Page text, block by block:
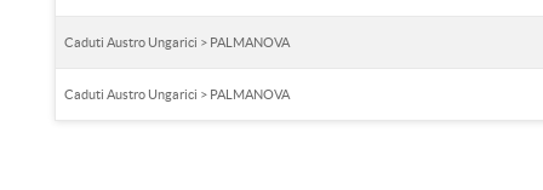
Caduti Austro Ungarici > PALMANOVA
Caduti Austro Ungarici > PALMANOVA